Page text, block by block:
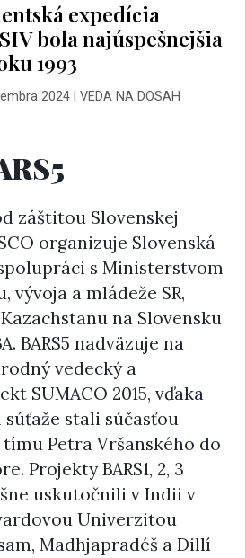
expedícia
bola najúspešnejšia
1993
2024| VEDA NA DOSAH
záštitou Slovenskej
organizuje Slovenská
s Ministerstvom
vývoja a mládeže SR,
na Slovensku
BARS5 nadväzuje na
vedecký a
SUMACO 2015, vďaka
stali súčasťou
Petra Vršanského do
Projekty BARS1, 2, 3
uskutočnili v Indii v
Univerzitou
Madhjapradéš a Dillí